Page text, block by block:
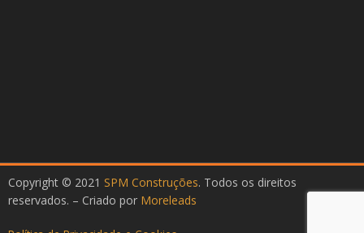
Copyright © 2021 SPM Construções. Todos os direitos
reservados. – Criado por Moreleads